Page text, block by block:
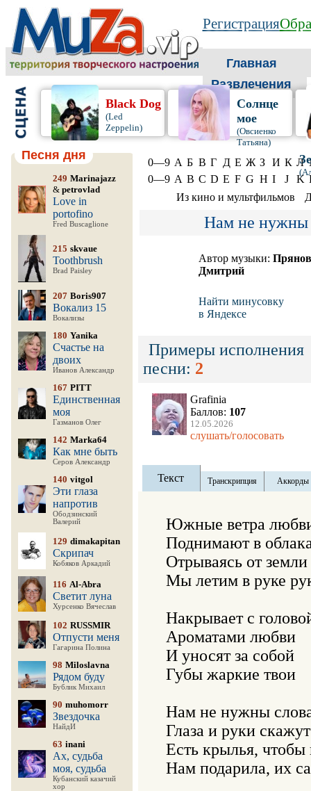
Регистрация
Главная
Развлечения
Black Dog
(Led
Zeppelin)
Солнце
мое
(Овсиенко
Татьяна)
Песня дня
249 Marinajazz
& petrovlad
Love in
portofino
Fred Buscaglione
215 skvaue
Toothbrush
Brad Paisley
207 Boris907
Вокализ 15
Вокализы
180 Yanika
Счастье на
двоих
Иванов Александр
167 PITT
Единственная
моя
Газманов Олег
142 Marka64
Как мне быть
Серов Александр
140 vitgol
Эти глаза
напротив
Ободзинский
Валерий
129 dimakapitan
Скрипач
Кобяков Аркадий
116 Al-Abra
Светит луна
Хурсенко Вячеслав
102 RUSSMIR
Отпусти меня
Гагарина Полина
98 Miloslavna
Рядом буду
Бублик Михаил
90 muhomorr
Звездочка
НайдИ
63 inani
Ах, судьба
моя, судьба
Кубанский казачий
хор
0—9 А Б В Г Д Е Ж З И К Л
0—9 A B C D E F G H I J K
Из кино и мультфильмов
Нам не нужны
Автор музыки: Прянов
Дмитрий
Найти минусовку
в Яндексе
Примеры исполнения
песни: 2
Grafinia
Баллов: 107
12.05.2026
слушать/голосовать
Текст Транскрипция Аккорды
Южные ветра
Поднимают в
Отрываясь от земли
Мы летим в руке
Накрывает с
Ароматами любви
И уносят за собой
Губы жаркие твои
Нам не нужны
Глаза и руки
Есть крылья, чтобы
Нам подарила, их